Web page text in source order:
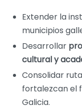
Extender la
municipios
Desarrollar
cultural y
Consolidar
fortalezcan el
Galicia.